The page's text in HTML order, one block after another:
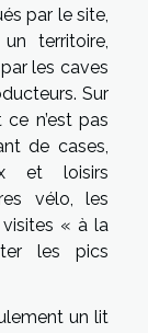
par le site,
territoire,
les caves
Sur
n’est pas
de cases,
et loisirs
vélo, les
visites « à la
les pics
un lit